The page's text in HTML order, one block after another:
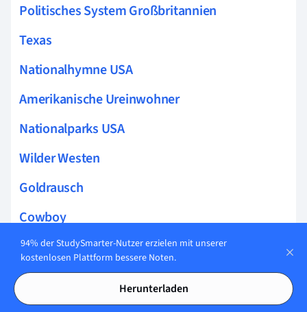
Politisches System Großbritannien
Texas
Nationalhymne USA
Amerikanische Ureinwohner
Nationalparks USA
Wilder Westen
Goldrausch
Cowboy
Mount Rushmore
Feiertag Englisch
God Save the Queen
94% der StudySmarter-Nutzer erzielen mit unserer
kostenlosen Plattform bessere Noten.
Herunterladen